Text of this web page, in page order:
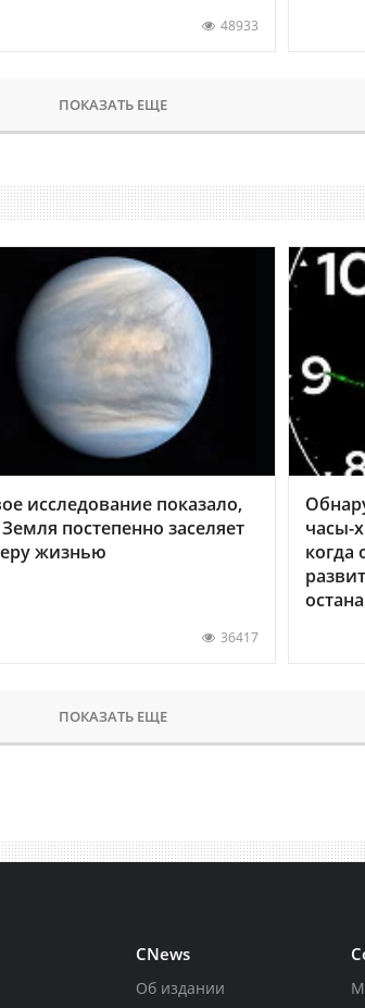
48933
ПОКАЗАТЬ ЕЩЕ
исследование показало,
постепенно заселяет
жизнью
36417
часы-
когда
ПОКАЗАТЬ ЕЩЕ
CNews
Об издании